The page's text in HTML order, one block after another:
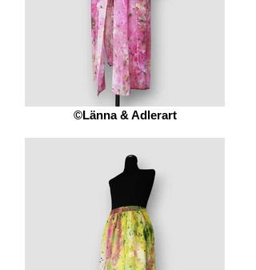
©Länna & Adlerart